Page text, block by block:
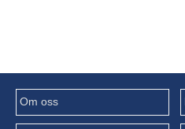
Om oss